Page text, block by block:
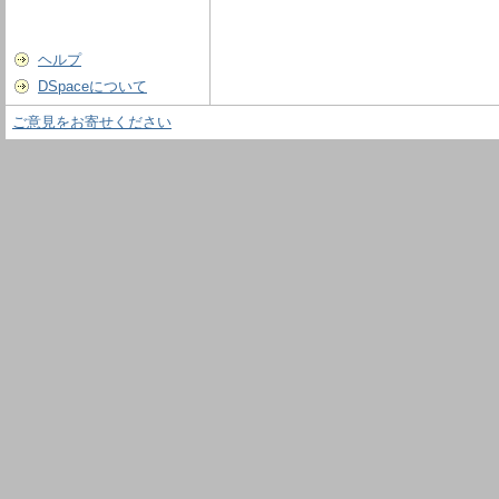
ヘルプ
DSpaceについて
ご意見をお寄せください